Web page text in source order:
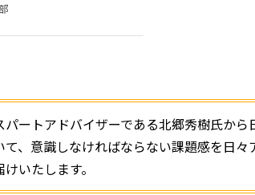
ートアドバイザーである北郷秀樹氏か
、意識しなければならない課題感を日々
いたします。